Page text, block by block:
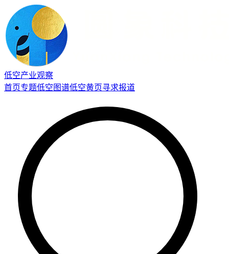
低空产业观察
首页专题低空图谱低空黄页寻求报道